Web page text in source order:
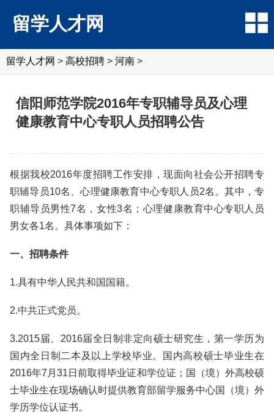
留学人才网
留学人才网 > 高校招聘 > 河南 >
信阳师范学院2016年专职辅导员及心理
健康教育中心专职人员招聘公告
根据我校2016年度招聘工作安排，现面向社会公开招聘专
职辅导员10名、心理健康教育中心专职人员2名。其中，专
职辅导员男性7名，女性3名；心理健康教育中心专职人员
男女各1名。具体事项如下：
一、招聘条件
1.具有中华人民共和国国籍。
2.中共正式党员。
3.2015届、2016届全日制非定向硕士研究生，第一学历为
国内全日制二本及以上学校毕业。国内高校硕士毕业生在
2016年7月31日前取得毕业证和学位证；国（境）外高校硕
士毕业生在现场确认时提供教育部留学服务中心国（境）外
学历学位认证书。